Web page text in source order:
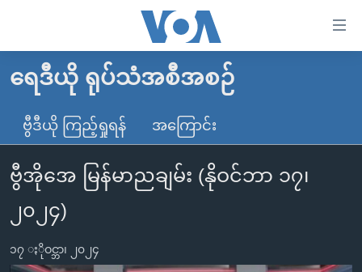
လွယ်ကူ
သည့်
Link
များ
ပင်မ
သို့
မူလစာမျက်နှာ
မြန်မာ
ကမ္ဘာ့သတင်းများ
နိုင်ငံတကာ
အမေရိကန်
အစ္စရေး-ပါလက်စတိုင်း
ဗွီဒီယို
သတင်းလွတ်လပ်ခွင့်
ရပ်ဝန်းတခု လမ်းတခု အလွန်
အင်္ဂလိပ်စာလေ့လာမယ်
ရေဒီယို ရုပ်သံအစီအစဉ်
ဗွီဒီယို ကြည့်ရှုရန် အကြောင်း
ဗွီအိုအေ မြန်မာညချမ်း (နိုဝင်ဘာ ၁၇၊
၂၀၂၄)
၁၇ ႏိုဝင္ဘာ၊ ၂၀၂၄